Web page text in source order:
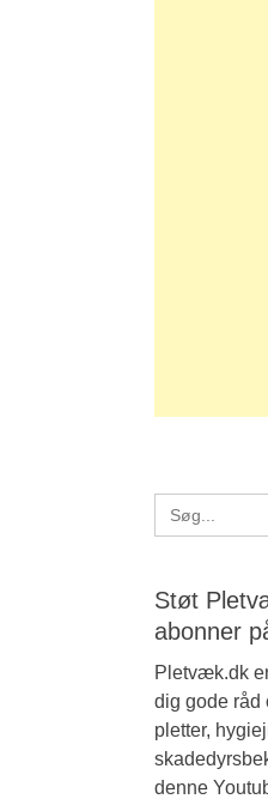
Search
for:
Støt
abonner
Pletvæk.dk
dig gode råd
pletter,
denne